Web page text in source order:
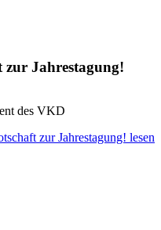
zur Jahrestagung!
des VKD
zur Jahrestagung! lesen